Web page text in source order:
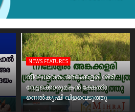
NEWS FEATURES
നീലേശ്വരം അങ്കക്കളരി ശ്രീ
വേട്ടക്കൊരുമകൻ ക്ഷേത്ര
നെൽകൃഷി വിളവെടുത്തു